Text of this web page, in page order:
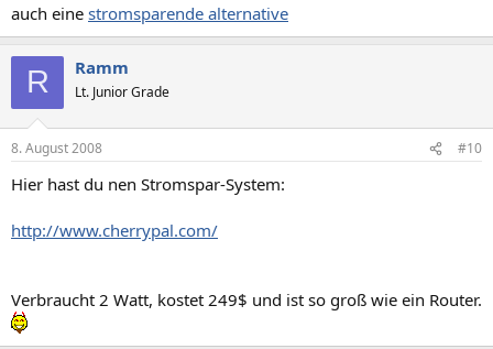
auch eine stromsparende alternative
R Ramm
Lt. Junior Grade
8. August 2008 #10
Hier hast du nen Stromspar-System:
http://www.cherrypal.com/
Verbraucht 2 Watt, kostet 249$ und ist so groß wie ein Router.